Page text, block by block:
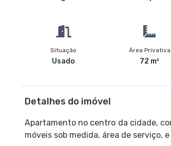
Situação
Usado
Área Privativa
72 m²
Detalhes do imóvel
Apartamento no centro da cidade,
móveis sob medida, área de serviço,